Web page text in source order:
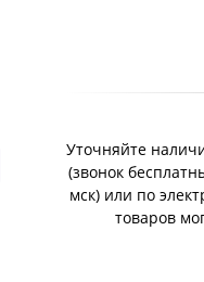
Уточняйте
(звонок
мск) или по
товаров